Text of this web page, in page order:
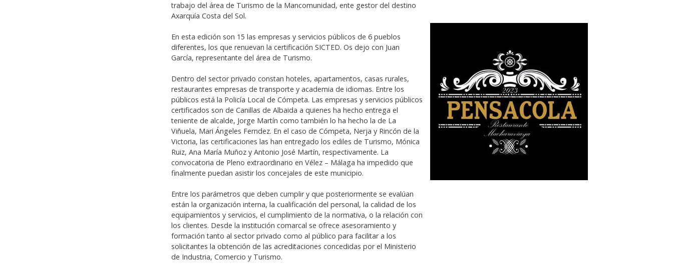
trabajo del área de Turismo de la Mancomunidad, ente gestor del destino
Axarquía Costa del Sol.
En esta edición son 15 las empresas y servicios públicos de 6 pueblos
diferentes, los que renuevan la certificación SICTED. Os dejo con Juan
García, representante del área de Turismo.
Dentro del sector privado constan hoteles, apartamentos, casas rurales,
restaurantes empresas de transporte y academia de idiomas. Entre los
públicos está la Policía Local de Cómpeta. Las empresas y servicios públicos
certificados son de Canillas de Albaida a quienes ha hecho entrega el
teniente de alcalde, Jorge Martín como también lo ha hecho la de La
Viñuela, Mari Ángeles Ferndez. En el caso de Cómpeta, Nerja y Rincón de la
Victoria, las certificaciones las han entregado los ediles de Turismo, Mónica
Ruiz, Ana María Muñoz y Antonio José Martín, respectivamente. La
convocatoria de Pleno extraordinario en Vélez – Málaga ha impedido que
finalmente puedan asistir los concejales de este municipio.
Entre los parámetros que deben cumplir y que posteriormente se evalúan
están la organización interna, la cualificación del personal, la calidad de los
equipamientos y servicios, el cumplimiento de la normativa, o la relación con
los clientes. Desde la institución comarcal se ofrece asesoramiento y
formación tanto al sector privado como al público para facilitar a los
solicitantes la obtención de las acreditaciones concedidas por el Ministerio
de Industria, Comercio y Turismo.